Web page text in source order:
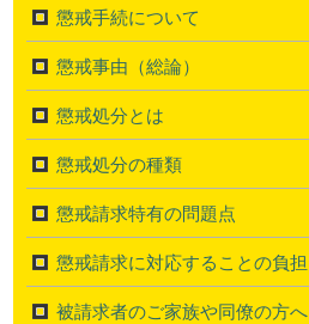
懲戒手続について
懲戒事由（総論）
懲戒処分とは
懲戒処分の種類
懲戒請求特有の問題点
懲戒請求に対応することの負担
被請求者のご家族や同僚の方へ